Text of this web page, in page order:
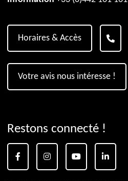
Horaires & Accès
Votre avis nous intéresse !
Restons connecté !